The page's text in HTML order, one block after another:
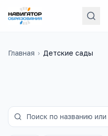
Главная › Детские сады